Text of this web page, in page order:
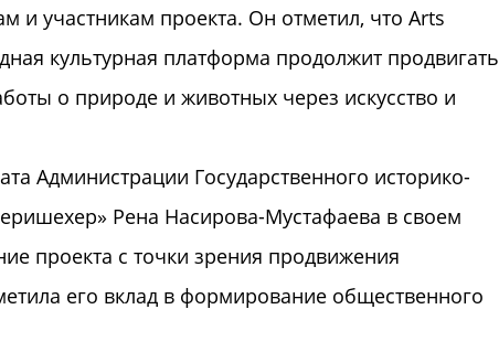
и участникам проекта. Он отметил, что Arts
культурная платформа продолжит продвигать
о природе и животных через искусство и
Администрации Государственного историко-
Рена Насирова-Мустафаева в своем
проекта с точки зрения продвижения
его вклад в формирование общественного